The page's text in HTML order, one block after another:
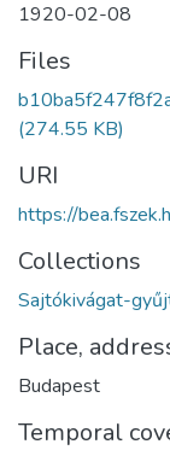
1920-02-08
Files
(274.55 KB)
URI
https://
Collections
Sajtókivágat-
Place,
Budapest
Temporal